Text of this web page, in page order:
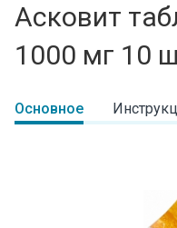
Асковит
1000 мг 10
Основное